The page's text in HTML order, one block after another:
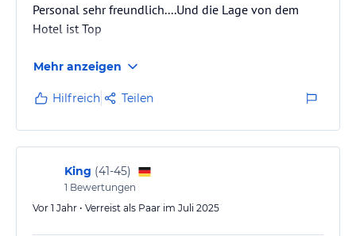
Personal sehr freundlich....Und die Lage von dem
Hotel ist Top
Mehr anzeigen
Hilfreich Teilen
King (41-45)
1 Bewertungen
Vor 1 Jahr • Verreist als Paar im Juli 2025